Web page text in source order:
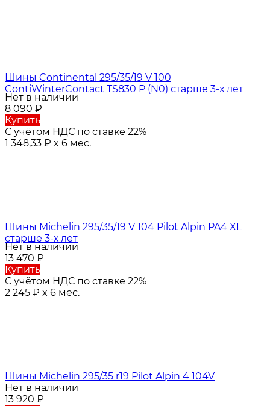
Шины Continental 295/35/19 V 100
ContiWinterContact TS830 P (N0) старше 3-х лет
Нет в наличии
8 090 ₽
Купить
С учётом НДС по ставке 22%
1 348,33 ₽ x 6 мес.
Шины Michelin 295/35/19 V 104 Pilot Alpin PA4 XL
старше 3-х лет
Нет в наличии
13 470 ₽
Купить
С учётом НДС по ставке 22%
2 245 ₽ x 6 мес.
Шины Michelin 295/35 r19 Pilot Alpin 4 104V
Нет в наличии
13 920 ₽